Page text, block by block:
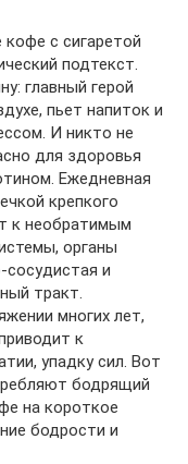
с сигаретой
подтекст.
главный герой
пьет напиток и
И никто не
для здоровья
Ежедневная
крепкого
к необратимым
органы
сосудистая и
тракт.
многих лет,
к
упадку сил. Вот
бодрящий
на короткое
бодрости и